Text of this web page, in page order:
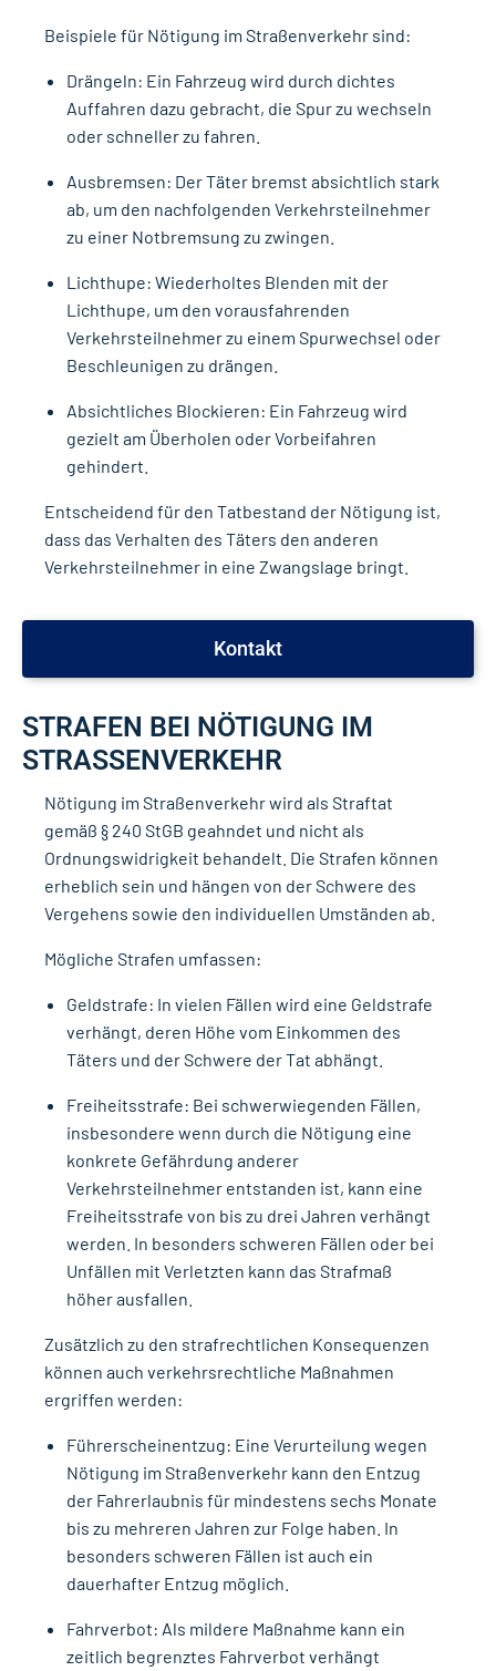
Beispiele für Nötigung im Straßenverkehr sind:
Drängeln: Ein Fahrzeug wird durch dichtes
Auffahren dazu gebracht, die Spur zu wechseln
oder schneller zu fahren.
Ausbremsen: Der Täter bremst absichtlich stark
ab, um den nachfolgenden Verkehrsteilnehmer
zu einer Notbremsung zu zwingen.
Lichthupe: Wiederholtes Blenden mit der
Lichthupe, um den vorausfahrenden
Verkehrsteilnehmer zu einem Spurwechsel oder
Beschleunigen zu drängen.
Absichtliches Blockieren: Ein Fahrzeug wird
gezielt am Überholen oder Vorbeifahren
gehindert.
Entscheidend für den Tatbestand der Nötigung ist,
dass das Verhalten des Täters den anderen
Verkehrsteilnehmer in eine Zwangslage bringt.
Kontakt
STRAFEN BEI NÖTIGUNG IM
STRASSENVERKEHR
Nötigung im Straßenverkehr wird als Straftat
gemäß § 240 StGB geahndet und nicht als
Ordnungswidrigkeit behandelt. Die Strafen können
erheblich sein und hängen von der Schwere des
Vergehens sowie den individuellen Umständen ab.
Mögliche Strafen umfassen:
Geldstrafe: In vielen Fällen wird eine Geldstrafe
verhängt, deren Höhe vom Einkommen des
Täters und der Schwere der Tat abhängt.
Freiheitsstrafe: Bei schwerwiegenden Fällen,
insbesondere wenn durch die Nötigung eine
konkrete Gefährdung anderer
Verkehrsteilnehmer entstanden ist, kann eine
Freiheitsstrafe von bis zu drei Jahren verhängt
werden. In besonders schweren Fällen oder bei
Unfällen mit Verletzten kann das Strafmaß
höher ausfallen.
Zusätzlich zu den strafrechtlichen Konsequenzen
können auch verkehrsrechtliche Maßnahmen
ergriffen werden:
Führerscheinentzug: Eine Verurteilung wegen
Nötigung im Straßenverkehr kann den Entzug
der Fahrerlaubnis für mindestens sechs Monate
bis zu mehreren Jahren zur Folge haben. In
besonders schweren Fällen ist auch ein
dauerhafter Entzug möglich.
Fahrverbot: Als mildere Maßnahme kann ein
zeitlich begrenztes Fahrverbot verhängt